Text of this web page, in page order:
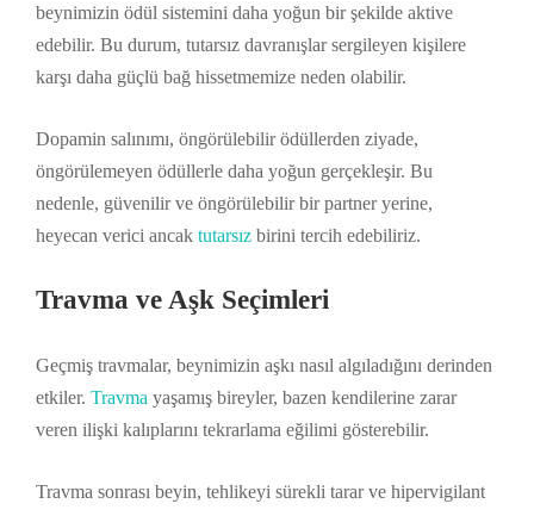
beynimizin ödül sistemini daha yoğun bir şekilde aktive
edebilir. Bu durum, tutarsız davranışlar sergileyen kişilere
karşı daha güçlü bağ hissetmemize neden olabilir.
Dopamin salınımı, öngörülebilir ödüllerden ziyade,
öngörülemeyen ödüllerle daha yoğun gerçekleşir. Bu
nedenle, güvenilir ve öngörülebilir bir partner yerine,
heyecan verici ancak tutarsız birini tercih edebiliriz.
Travma ve Aşk Seçimleri
Geçmiş travmalar, beynimizin aşkı nasıl algıladığını derinden
etkiler. Travma yaşamış bireyler, bazen kendilerine zarar
veren ilişki kalıplarını tekrarlama eğilimi gösterebilir.
Travma sonrası beyin, tehlikeyi sürekli tarar ve hipervigilant